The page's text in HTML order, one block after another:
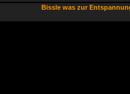
Bissle was zur